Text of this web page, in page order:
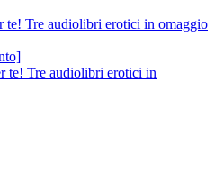
te! Tre audiolibri erotici in omaggio
te! Tre audiolibri erotici in